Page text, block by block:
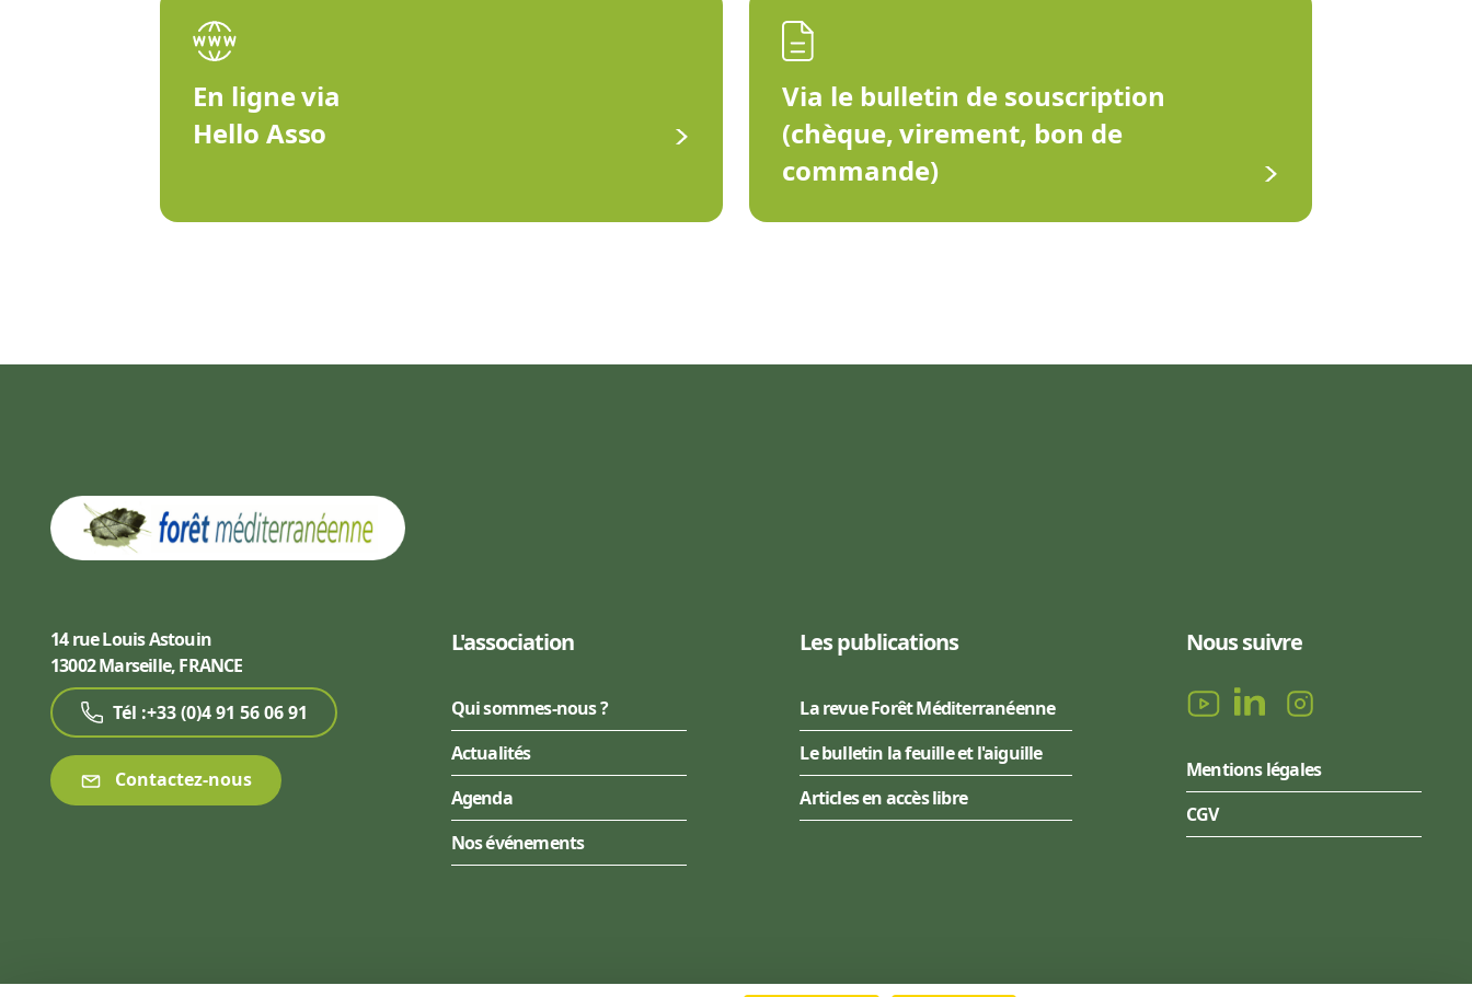
En ligne via
Hello Asso
Via le bulletin de souscription
(chèque, virement, bon de
commande)
14 rue Louis Astouin
13002 Marseille, FRANCE
Tél :+33 (0)4 91 56 06 91
Contactez-nous
L'association
Qui sommes-nous ?
Actualités
Agenda
Nos événements
Les publications
La revue Forêt Méditerranéenne
Le bulletin la feuille et l'aiguille
Articles en accès libre
Nous suivre
Mentions légales
CGV